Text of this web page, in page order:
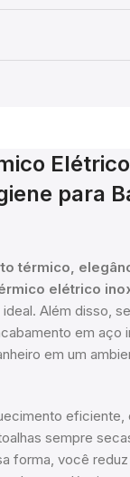
para
térmico,
elétrico
Além disso,
em aço
em um
eficiente,
sempre
forma, você